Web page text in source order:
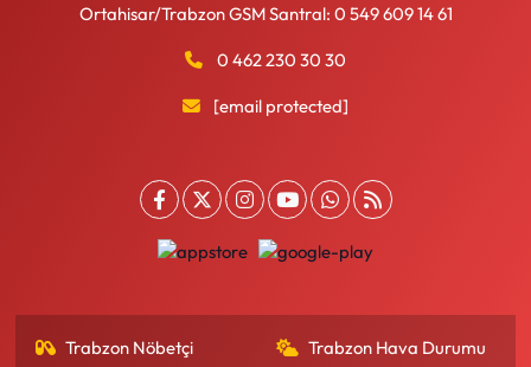
Ortahisar/Trabzon GSM Santral: 0 549 609 14 61
0 462 230 30 30
[email protected]
Trabzon Nöbetçi
Trabzon Hava Durumu